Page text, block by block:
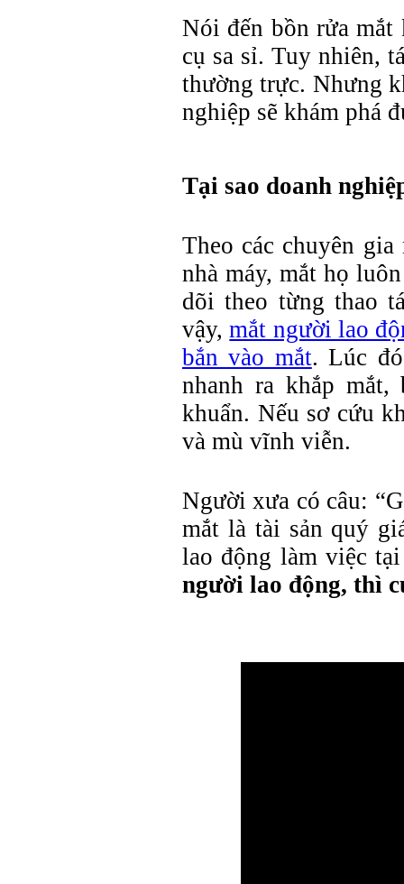
Nói đến bồn rửa mắt
cụ sa sỉ. Tuy nhiên,
thường trực. Nhưng
nghiệp sẽ khám phá
Tại sao doanh
Theo các chuyên
nhà máy, mắt họ
dõi theo từng thao
vậy,mắt người lao
bắn vào mắt. Lúc
nhanh ra khắp mắt,
khuẩn. Nếu sơ cứu
và mù vĩnh viễn.
Người xưa có câu:
mắt là tài sản quý
lao động làm việc
người lao động, thì